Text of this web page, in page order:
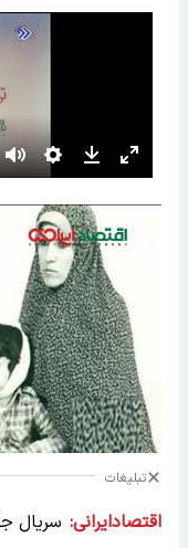
تبلیغات
اقتصادایرانی: سریال